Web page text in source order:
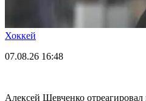
Хоккей
07.08.26 16:48
Алексей Шевченко